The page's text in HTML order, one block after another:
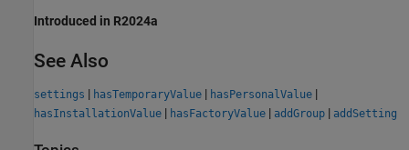
Introduced in R2024a
See Also
settings | hasTemporaryValue | hasPersonalValue |
hasInstallationValue | hasFactoryValue | addGroup | addSetting